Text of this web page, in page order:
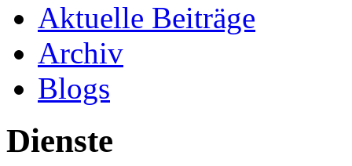
Aktuelle Beiträge
Archiv
Blogs
Dienste